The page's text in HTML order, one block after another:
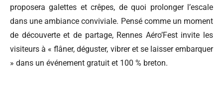
proposera galettes et crêpes, de quoi prolonger l’escale
dans une ambiance conviviale. Pensé comme un moment
de découverte et de partage, Rennes Aéro’Fest invite les
visiteurs à « flâner, déguster, vibrer et se laisser embarquer
» dans un événement gratuit et 100 % breton.